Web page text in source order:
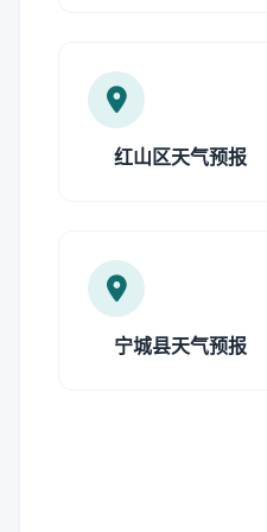
红山区天气预报
宁城县天气预报